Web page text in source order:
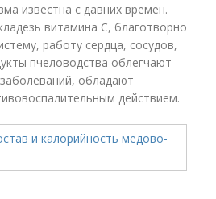
известна с давних времен.
витамина C, благотворно
работу сердца, сосудов,
пчеловодства облегчают
обладают
действием.